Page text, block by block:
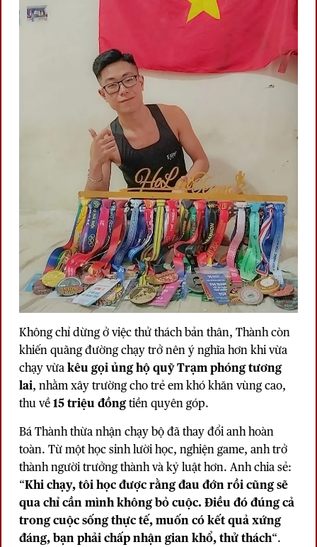
Không chỉ dừng ở việc thử thách bản thân, Thành còn
khiến quãng đường chạy trở nên ý nghĩa hơn khi vừa
chạy vừakêu gọi ủng hộ quỹ Trạm phóng tương
lai, nhằm xây trường cho trẻ em khó khăn vùng cao,
thu về15 triệu đồngtiền quyên góp.
Bá Thành thừa nhận chạy bộ đã thay đổi anh hoàn
toàn. Từ một học sinh lười học, nghiện game, anh trở
thành người trưởng thành và kỷ luật hơn. Anh chia sẻ:
“Khi chạy, tôi học được rằng đau đớn rồi cũng sẽ
qua chỉ cần mình không bỏ cuộc. Điều đó đúng cả
trong cuộc sống thực tế, muốn có kết quả xứng
đáng, bạn phải chấp nhận gian khổ, thử thách“.